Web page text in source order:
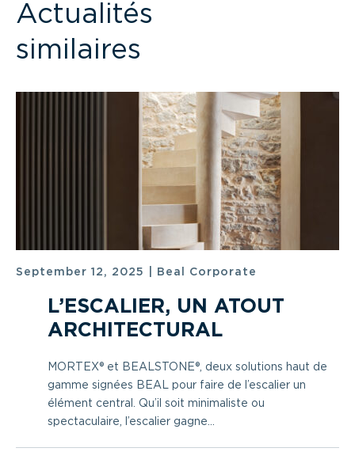
Actualités
similaires
September 12, 2025 Beal Corporate
L’ESCALIER, UN ATOUT
ARCHITECTURAL
MORTEX® et BEALSTONE®, deux solutions haut de
gamme signées BEAL pour faire de l’escalier un
élément central. Qu’il soit minimaliste ou
spectaculaire, l’escalier gagne...